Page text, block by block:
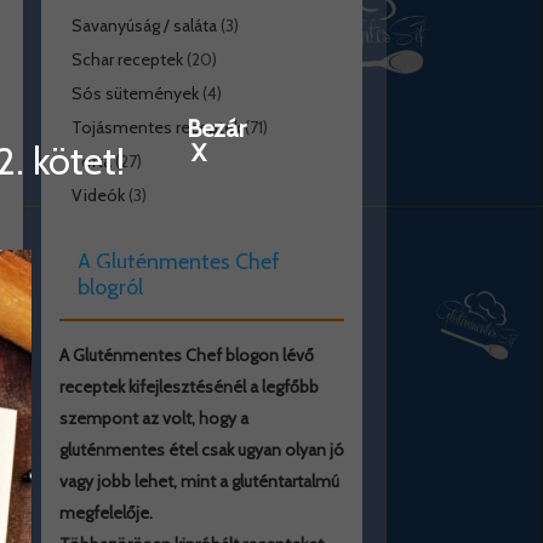
Savanyúság / saláta(3)
Schar receptek(20)
Sós sütemények(4)
Tojásmentes receptek(71)
Torta(27)
Videók(3)
A Gluténmentes Chef
blogról
A Gluténmentes Chef blogon lévő
receptek kifejlesztésénél a legfőbb
szempont az volt, hogy a
gluténmentes étel csak ugyan olyan jó
vagy jobb lehet, mint a gluténtartalmú
megfelelője.
kötet!
Bezár
X